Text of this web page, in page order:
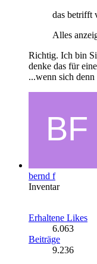
das betrifft
Alles
Richtig. Ich bin
denke das für
...wenn sich
bernd f
Inventar
Erhaltene Likes
6.063
Beiträge
9.236